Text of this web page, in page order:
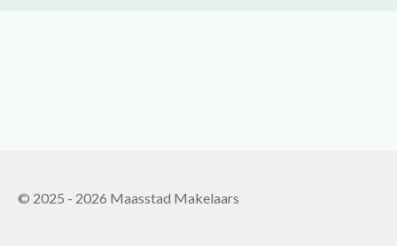
© 2025 - 2026 Maasstad Makelaars